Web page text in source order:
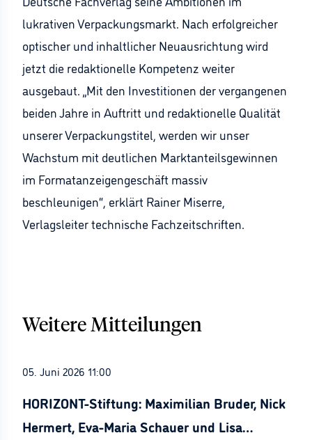
lukrativen Verpackungsmarkt. Nach erfolgreicher
optischer und inhaltlicher Neuausrichtung wird
jetzt die redaktionelle Kompetenz weiter
ausgebaut. „Mit den Investitionen der vergangenen
beiden Jahre in Auftritt und redaktionelle Qualität
unserer Verpackungstitel, werden wir unser
Wachstum mit deutlichen Marktanteilsgewinnen
im Formatanzeigengeschäft massiv
beschleunigen“, erklärt Rainer Miserre,
Verlagsleiter technische Fachzeitschriften.
Weitere Mitteilungen
05. Juni 2026 11:00
HORIZONT-Stiftung: Maximilian Bruder, Nick
Hermert, Eva-Maria Schauer und Lisa